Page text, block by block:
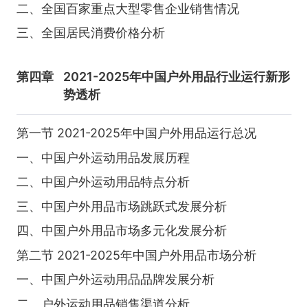
二、全国百家重点大型零售企业销售情况
三、全国居民消费价格分析
第四章
2021-2025年中国户外用品行业运行新形
势透析
第一节 2021-2025年中国户外用品运行总况
一、中国户外运动用品发展历程
二、中国户外运动用品特点分析
三、中国户外用品市场跳跃式发展分析
四、中国户外用品市场多元化发展分析
第二节 2021-2025年中国户外用品市场分析
一、中国户外运动用品品牌发展分析
二、户外运动用品销售渠道分析